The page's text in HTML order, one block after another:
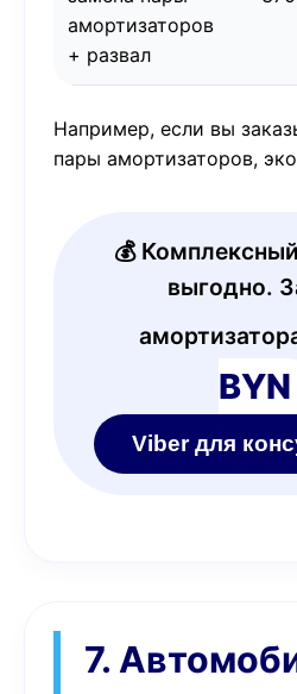
амортизаторов
+ развал
Например, если вы
пары амортизаторов,
💰
выгодно.
BYN
Viber для
7.